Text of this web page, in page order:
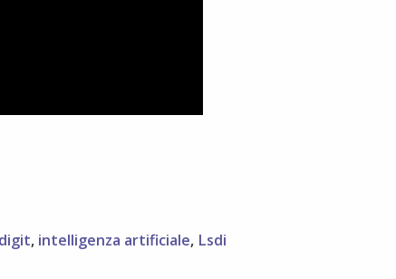
, intelligenza artificiale, Lsdi